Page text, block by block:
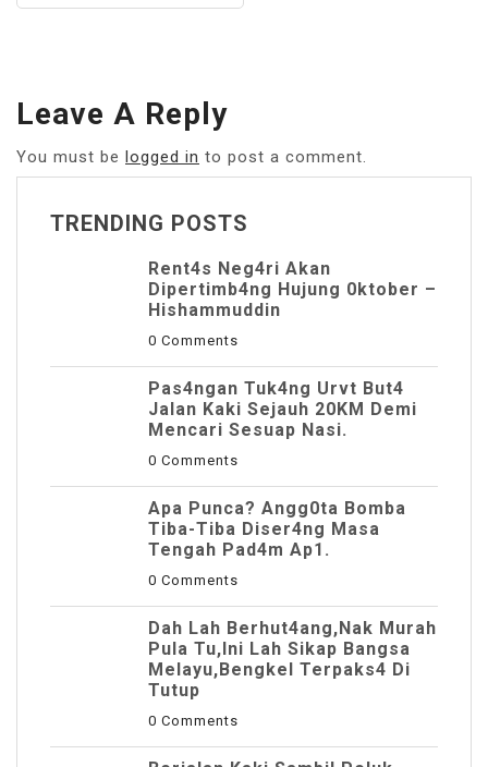
Leave A Reply
You must be logged in to post a comment.
TRENDING POSTS
Rent4s Neg4ri Akan
Dipertimb4ng Hujung 0ktober –
Hishammuddin
0 Comments
Pas4ngan Tuk4ng Urvt But4
JaIan Kaki Sejauh 20KM Demi
Mencari Sesuap Nasi.
0 Comments
Apa Punca? Angg0ta Bomba
Tiba-Tiba Diser4ng Masa
Tengah Pad4m Ap1.
0 Comments
Dah Lah Berhut4ang,Nak Murah
Pula Tu,Ini Lah Sikap Bangsa
Melayu,Bengkel Terpaks4 Di
Tutup
0 Comments